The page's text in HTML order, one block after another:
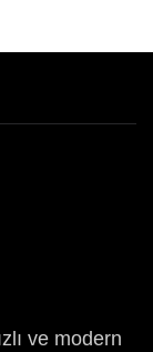
ve modern